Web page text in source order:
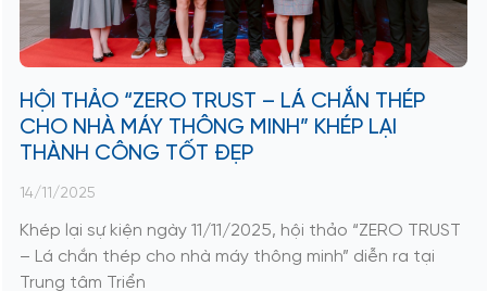
HỘI THẢO “ZERO TRUST – LÁ CHẮN THÉP
CHO NHÀ MÁY THÔNG MINH” KHÉP LẠI
THÀNH CÔNG TỐT ĐẸP
14/11/2025
Khép lại sự kiện ngày 11/11/2025, hội thảo “ZERO TRUST
– Lá chắn thép cho nhà máy thông minh” diễn ra tại
Trung tâm Triển